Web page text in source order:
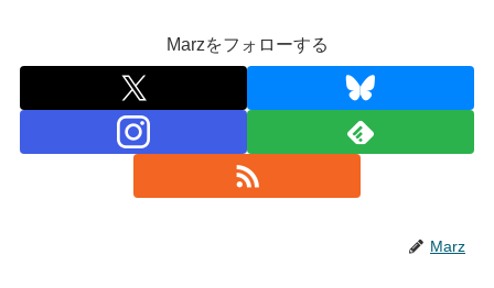
Marzをフォローする
Marz